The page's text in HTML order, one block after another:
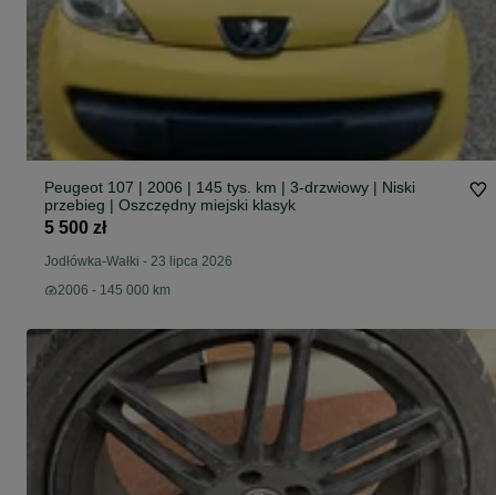
Peugeot 107 | 2006 | 145 tys. km | 3-drzwiowy | Niski
przebieg | Oszczędny miejski klasyk
5 500 zł
Jodłówka-Wałki - 23 lipca 2026
2006 - 145 000 km